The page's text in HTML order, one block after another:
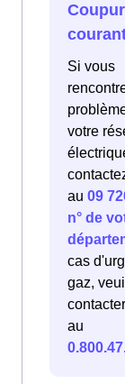
Si vous
votre
au 09
n° de
cas
gaz,
au